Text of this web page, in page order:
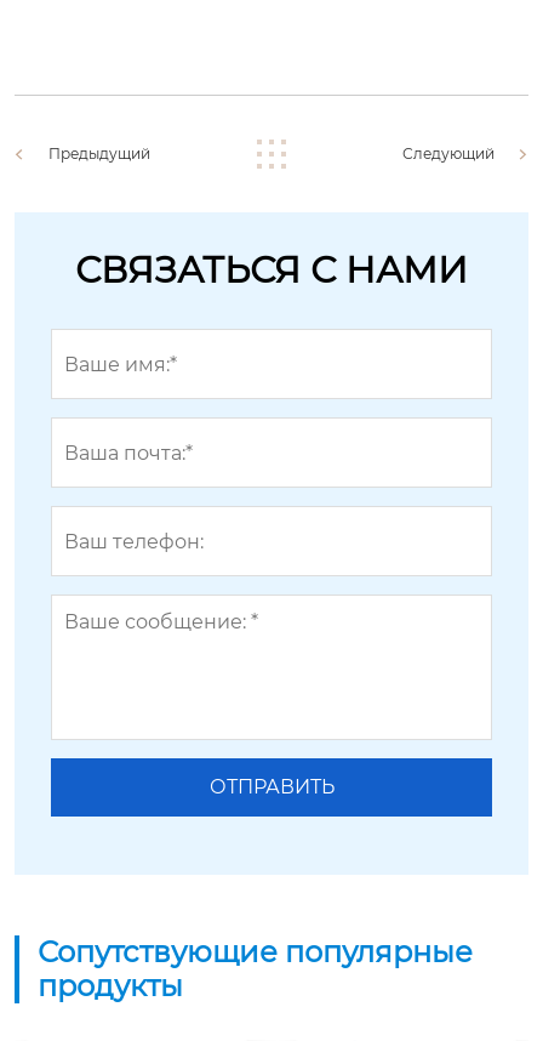
Предыдущий Следующий
СВЯЗАТЬСЯ С НАМИ
Сопутствующие популярные
продукты